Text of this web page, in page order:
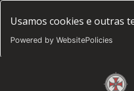
Usamos cookies e outras
Powered by WebsitePolicies